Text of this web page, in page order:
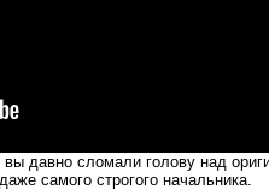
давно сломали голову над
самого строгого начальника.